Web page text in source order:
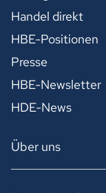
Handel direkt
HBE-Positionen
Presse
HBE-Newsletter
HDE-News
Über uns